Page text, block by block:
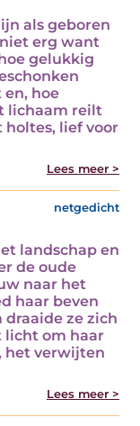
als geboren
erg want
gelukkig
hoe
lichaam reilt
holtes, lief voor
Lees meer >
netgedicht
landschap en
de oude
naar het
haar beven
draaide ze zich
licht om haar
het verwijten
Lees meer >